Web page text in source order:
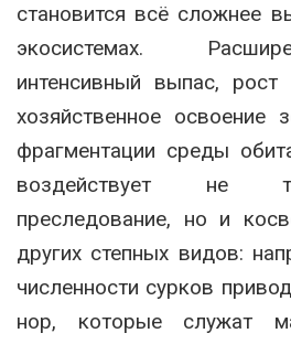
становится всё сложнее
экосистемах.
интенсивный выпас, рост
хозяйственное освоение
фрагментации среды
воздействует не
преследование, но и
других степных видов:
численности сурков
нор, которые служат